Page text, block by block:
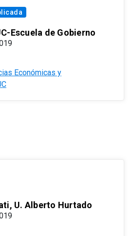
Escuela de Gobierno
Económicas y
U. Alberto Hurtado